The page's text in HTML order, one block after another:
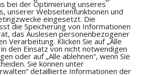
bei der Optimierung unseres
unserer Webseitenfunktionen und
eingesetzt. Die
die Speicherung von Informationen
das Auslesen personenbezogener
Verarbeitung. Klicken Sie auf „Alle
den Einsatz von nicht notwendigen
oder auf „Alle ablehnen“, wenn Sie
Sie können unter
detaillierte Informationen der